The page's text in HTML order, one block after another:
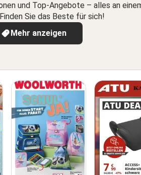
und Top-Angebote – alles an
Sie das Beste für sich!
Mehr anzeigen